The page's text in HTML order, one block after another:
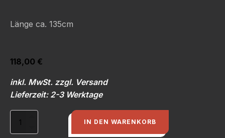
Länge ca. 135cm
118,00 €
inkl. MwSt. zzgl. Versand
Lieferzeit: 2-3 Werktage
Competition
IN DEN WARENKORB